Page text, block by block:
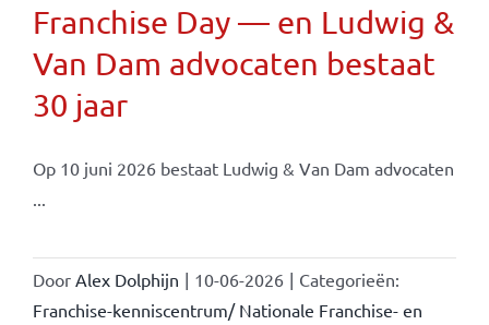
Franchise Day — en Ludwig &
Van Dam advocaten bestaat
30 jaar
Op 10 juni 2026 bestaat Ludwig & Van Dam advocaten
Door Alex Dolphijn | 10-06-2026 | Categorieën:
Franchise-kenniscentrum/ Nationale Franchise- en